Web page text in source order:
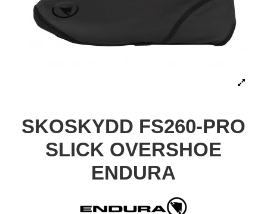
SKOSKYDD FS260-PRO
SLICK OVERSHOE
ENDURA